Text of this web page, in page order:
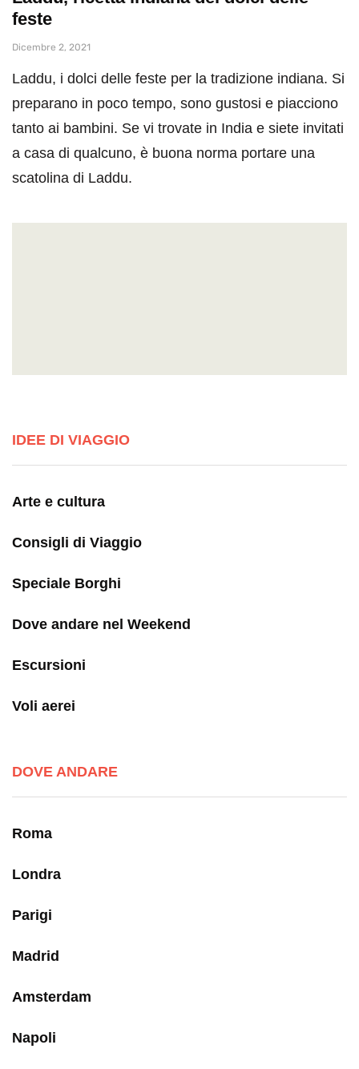
feste
Dicembre 2, 2021
Laddu, i dolci delle feste per la tradizione indiana. Si
preparano in poco tempo, sono gustosi e piacciono
tanto ai bambini. Se vi trovate in India e siete invitati
a casa di qualcuno, è buona norma portare una
scatolina di Laddu.
IDEE DI VIAGGIO
Arte e cultura
Consigli di Viaggio
Speciale Borghi
Dove andare nel Weekend
Escursioni
Voli aerei
DOVE ANDARE
Roma
Londra
Parigi
Madrid
Amsterdam
Napoli